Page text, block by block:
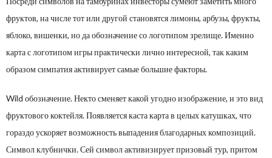
фруктов, на числе тот или другой становятся лимоны, арбузы, фрукты,
яблоко, вишенки, но да обозначение со логотипом зрелище. Именно
карта с логотипом игры практически лично интересной, так каким
образом симпатия активирует самые большие факторы.
Wild обозначение. Некто сменяет какой угодно изображение, и это вид
фруктового коктейля. Появляется каста карта в целых катушках, что
гораздо ускоряет возможность выпадения благодарных композиций.
Символ клубнички. Сей символ активизирует призовый тур, притом